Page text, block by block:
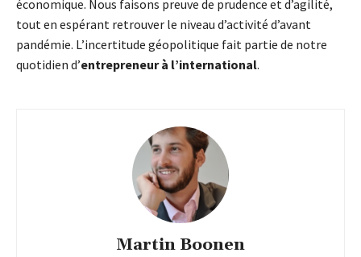
économique. Nous faisons preuve de prudence et d’agilité,
tout en espérant retrouver le niveau d’activité d’avant
pandémie. L’incertitude géopolitique fait partie de notre
quotidien d’entrepreneur à l’international.
Martin Boonen